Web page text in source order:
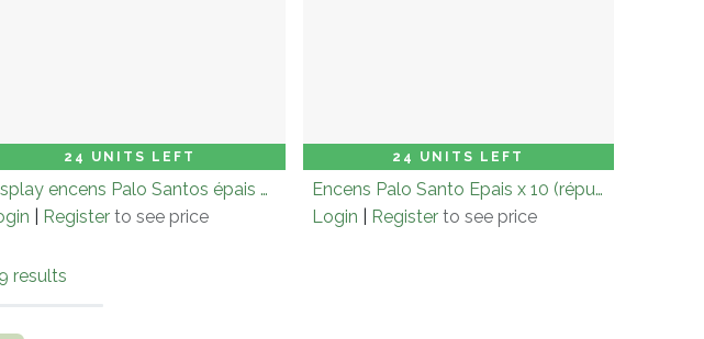
24 UNITS LEFT
Add to Cart
Display encens Palo Santos épais x 10 - 20 boîtes (répulsif moustique)
Register to see price
24 UNITS LEFT
Carton (× 3.0) Add to Cart
Encens Palo Santo Epais x 10 (répulsif moustique)
Login
Register to see price
results